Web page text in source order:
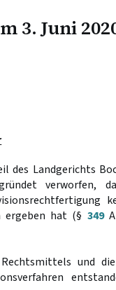
3. Juni
des Landgerichts
verworfen,
ergeben hat (§ 349
und